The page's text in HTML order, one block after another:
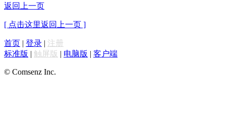
返回上一页
[ 点击这里返回上一页 ]
首页 | 登录 | 注册
标准版 | 触屏版 | 电脑版 | 客户端
© Comsenz Inc.